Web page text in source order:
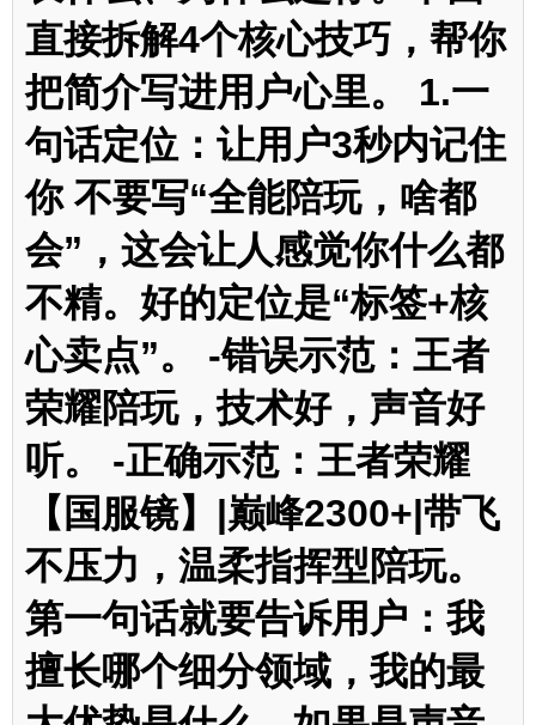
直接拆解4个核心技巧，帮你
把简介写进用户心里。 1.一
句话定位：让用户3秒内记住
你 不要写“全能陪玩，啥都
会”，这会让人感觉你什么都
不精。好的定位是“标签+核
心卖点”。 -错误示范：王者
荣耀陪玩，技术好，声音好
听。 -正确示范：王者荣耀
【国服镜】|巅峰2300+|带飞
不压力，温柔指挥型陪玩。
第一句话就要告诉用户：我
擅长哪个细分领域，我的最